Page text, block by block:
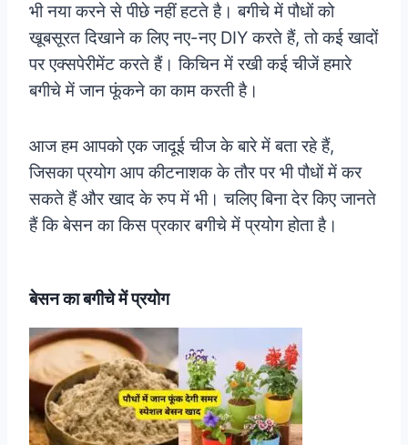
भी नया करने से पीछे नहीं हटते है। बगीचे में पौधों को
खूबसूरत दिखाने क लिए नए-नए DIY करते हैं, तो कई खादों
पर एक्सपेरीमेंट करते हैं। किचिन में रखी कई चीजें हमारे
बगीचे में जान फूंकने का काम करती है।
आज हम आपको एक जादूई चीज के बारे में बता रहे हैं,
जिसका प्रयोग आप कीटनाशक के तौर पर भी पौधों में कर
सकते हैं और खाद के रुप में भी। चलिए बिना देर किए जानते
हैं कि बेसन का किस प्रकार बगीचे में प्रयोग होता है।
बेसन का बगीचे में प्रयोग